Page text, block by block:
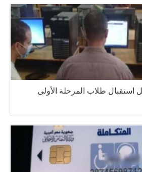
استقبال طلاب المرحلة الأولى